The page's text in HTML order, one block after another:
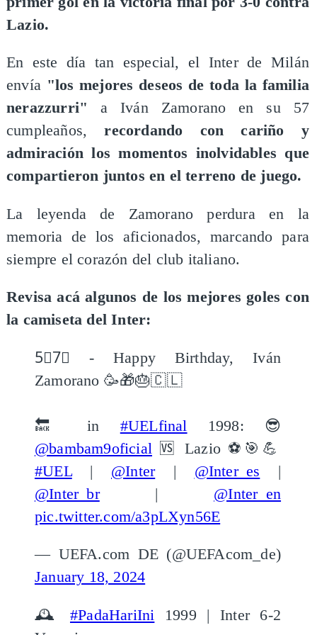
Lazio.
En este día tan especial, el Inter de Milán
envía "los mejores deseos de toda la familia
nerazzurri" a Iván Zamorano en su 57
cumpleaños, recordando con cariño y
admiración los momentos inolvidables que
compartieron juntos en el terreno de juego.
La leyenda de Zamorano perdura en la
memoria de los aficionados, marcando para
siempre el corazón del club italiano.
Revisa acá algunos de los mejores goles con
la camiseta del Inter:
5⃣7⃣ - Happy Birthday, Iván
Zamorano 🥳🎁🎂🇨🇱
🔙 in #UELfinal
1998: 😎
@bambam9oficial 🆚 Lazio ⚽️🎯💪
#UEL| @Inter| @Inter_es |
@Inter_br| @Inter_en
pic.twitter.com/a3pLXyn56E
— UEFA.com DE (@UEFAcom_de)
January 18, 2024
🕰 #PadaHariIni 1999 | Inter 6-2